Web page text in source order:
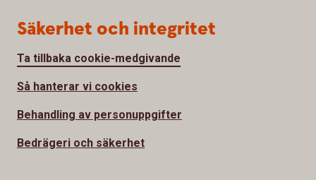
Säkerhet och integritet
Ta tillbaka cookie-medgivande
Så hanterar vi cookies
Behandling av personuppgifter
Bedrägeri och säkerhet